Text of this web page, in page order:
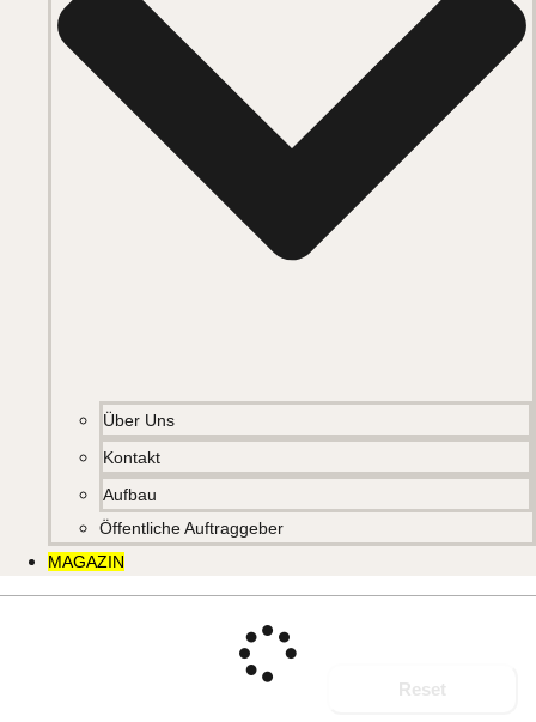
Über Uns
Kontakt
Aufbau
Öffentliche Auftraggeber
MAGAZIN
Reset